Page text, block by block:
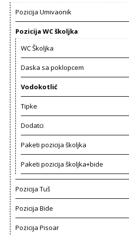
Pozicija Umivaonik
Pozicija WC školjka
WC Školjka
Daska sa poklopcem
Vodokotlić
Tipke
Dodatci
Paketi pozicija školjka
Paketi pozicija školjka+bide
Pozicija Tuš
Pozicija Bide
Pozicija Pisoar